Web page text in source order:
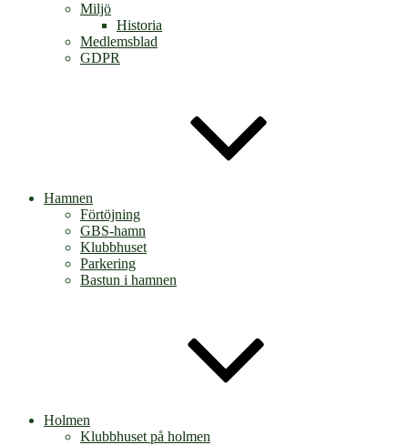
Miljö
Historia
Medlemsblad
GDPR
Hamnen
Förtöjning
GBS-hamn
Klubbhuset
Parkering
Bastun i hamnen
Holmen
Klubbhuset på holmen